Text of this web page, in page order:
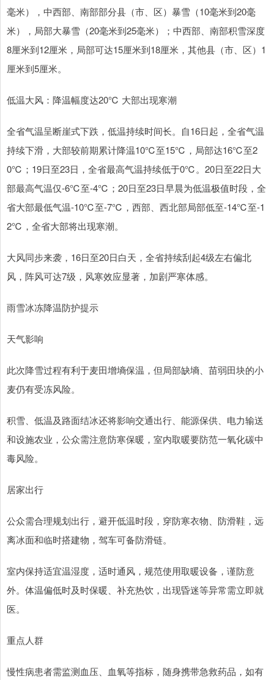
毫米），中西部、南部部分县（市、区）暴雪（10毫米到20毫
米），局部大暴雪（20毫米到25毫米）；中西部、南部积雪深度
8厘米到12厘米，局部可达15厘米到18厘米，其他县（市、区）1
厘米到5厘米。
低温大风：降温幅度达20℃ 大部出现寒潮
全省气温呈断崖式下跌，低温持续时间长。自16日起，全省气温
持续下滑，大部较前期累计降温10℃至15℃，局部达16℃至2
0℃；19日至23日，全省最高气温持续低于0℃。20日至22日大
部最高气温仅-6℃至-4℃；20日至23日早晨为低温极值时段，全
省大部最低气温-10℃至-7℃，西部、西北部局部低至-14℃至-1
2℃，全省大部将出现寒潮。
大风同步来袭，16日至20日白天，全省持续刮起4级左右偏北
风，阵风可达7级，风寒效应显著，加剧严寒体感。
雨雪冰冻降温防护提示
天气影响
此次降雪过程有利于麦田增墒保温，但局部缺墒、苗弱田块的小
麦仍有受冻风险。
积雪、低温及路面结冰还将影响交通出行、能源保供、电力输送
和设施农业，公众需注意防寒保暖，室内取暖要防范一氧化碳中
毒风险。
居家出行
公众需合理规划出行，避开低温时段，穿防寒衣物、防滑鞋，远
离冰面和临时搭建物，驾车可备防滑链。
室内保持适宜温湿度，适时通风，规范使用取暖设备，谨防意
外。体温偏低时及时保暖、补充热饮，出现昏迷等异常需立即就
医。
重点人群
慢性病患者需监测血压、血氧等指标，随身携带急救药品，如有